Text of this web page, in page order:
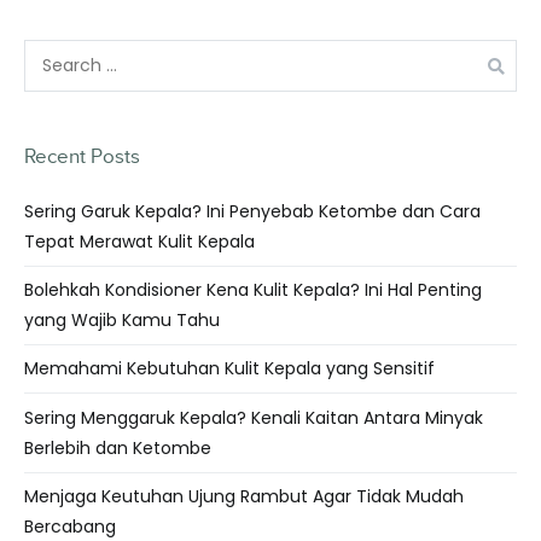
Recent Posts
Sering Garuk Kepala? Ini Penyebab Ketombe dan Cara
Tepat Merawat Kulit Kepala
Bolehkah Kondisioner Kena Kulit Kepala? Ini Hal Penting
yang Wajib Kamu Tahu
Memahami Kebutuhan Kulit Kepala yang Sensitif
Sering Menggaruk Kepala? Kenali Kaitan Antara Minyak
Berlebih dan Ketombe
Menjaga Keutuhan Ujung Rambut Agar Tidak Mudah
Bercabang